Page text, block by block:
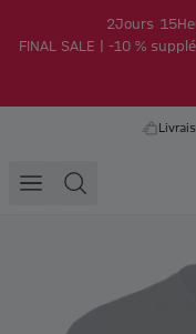
2Jours 15
FINAL SALE | -10 %